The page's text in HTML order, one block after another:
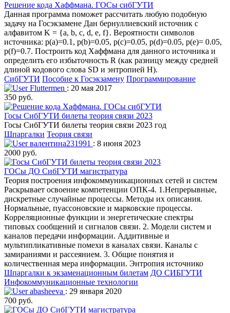
Решение кода Хаффмана. ГОСы сибГУТИ
Данная программа поможет рассчитать любую подобную
задачу на Госэкзамене Дан бернуллиевский источник с
алфавитом K = {a, b, c, d, e, f}. Вероятности символов
источника: p(a)=0.1, p(b)=0.05, p(c)=0.05, p(d)=0.05, p(e)= 0.05,
p(f)=0.7. Построить код Хаффмана для данного источника и
определить его избыточность R (как разницу между средней
длиной кодового слова SD и энтропией H).
СибГУТИ Пособие к Госэкзамену Программирование
Fluttermen : 20 мая 2017
350 руб.
Госы СибГУТИ билеты теория связи 2023
Госы СибГУТИ билеты теория связи 2023 год
Шпаргалки Теория связи
валентина231991 : 8 июня 2023
2000 руб.
ГОСы ДО СибГУТИ магистратура
Теория построения инфокоммуникационных сетей и систем
Раскрывает освоение компетенции ОПК-4. 1.Непрерывные,
дискретные случайные процессы. Методы их описания.
Нормальные, пуассоновские и марковские процессы.
Корреляционные функции и энергетические спектры
типовых сообщений и сигналов связи. 2. Модели систем и
каналов передачи информации. Аддитивные и
мультипликативные помехи в каналах связи. Каналы с
замираниями и рассеянием. 3. Общие понятия и
количественная мера информации. Энтропия источнико
Шпаргалки к экзаменационным билетам ДО СИБГУТИ
Инфокоммуникационные технологии
abasheeva : 29 января 2020
700 руб.